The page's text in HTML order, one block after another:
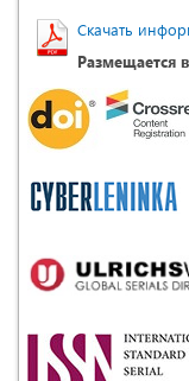
Скачать
Размещается